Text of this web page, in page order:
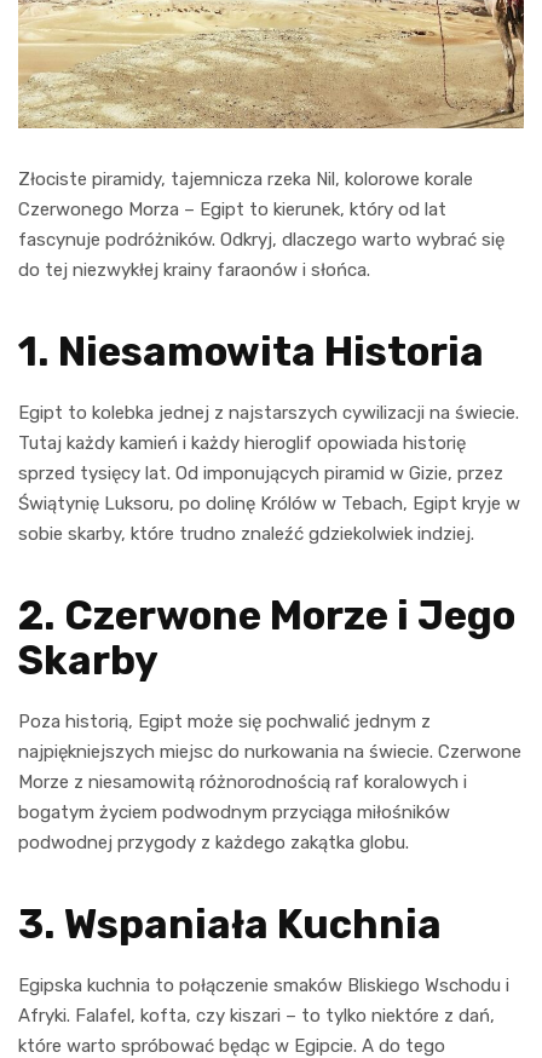
Złociste piramidy, tajemnicza rzeka Nil, kolorowe korale
Czerwonego Morza – Egipt to kierunek, który od lat
fascynuje podróżników. Odkryj, dlaczego warto wybrać się
do tej niezwykłej krainy faraonów i słońca.
1. Niesamowita Historia
Egipt to kolebka jednej z najstarszych cywilizacji na świecie.
Tutaj każdy kamień i każdy hieroglif opowiada historię
sprzed tysięcy lat. Od imponujących piramid w Gizie, przez
Świątynię Luksoru, po dolinę Królów w Tebach, Egipt kryje w
sobie skarby, które trudno znaleźć gdziekolwiek indziej.
2. Czerwone Morze i Jego
Skarby
Poza historią, Egipt może się pochwalić jednym z
najpiękniejszych miejsc do nurkowania na świecie. Czerwone
Morze z niesamowitą różnorodnością raf koralowych i
bogatym życiem podwodnym przyciąga miłośników
podwodnej przygody z każdego zakątka globu.
3. Wspaniała Kuchnia
Egipska kuchnia to połączenie smaków Bliskiego Wschodu i
Afryki. Falafel, kofta, czy kiszari – to tylko niektóre z dań,
które warto spróbować będąc w Egipcie. A do tego